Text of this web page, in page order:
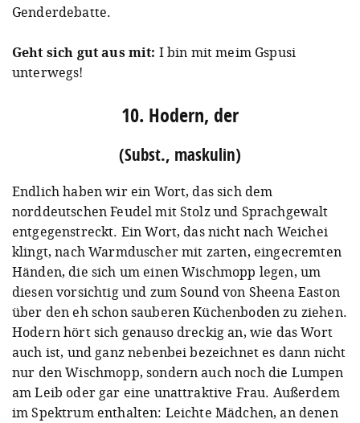
Genderdebatte.
Geht sich gut aus mit: I bin mit meim Gspusi
unterwegs!
10. Hodern, der
(Subst., maskulin)
Endlich haben wir ein Wort, das sich dem
norddeutschen Feudel mit Stolz und Sprachgewalt
entgegenstreckt. Ein Wort, das nicht nach Weichei
klingt, nach Warmduscher mit zarten, eingecremten
Händen, die sich um einen Wischmopp legen, um
diesen vorsichtig und zum Sound von Sheena Easton
über den eh schon sauberen Küchenboden zu ziehen.
Hodern hört sich genauso dreckig an, wie das Wort
auch ist, und ganz nebenbei bezeichnet es dann nicht
nur den Wischmopp, sondern auch noch die Lumpen
am Leib oder gar eine unattraktive Frau. Außerdem
im Spektrum enthalten: Leichte Mädchen, an denen